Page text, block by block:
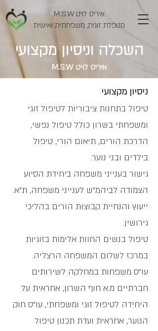
איריס לויט M.S.W
מטפלת זוגית, משפחתית ואישית
השכלה וניסיון מקצועי
ניסיון מקצועי
טיפול בתחנות ציבוריות לטיפול זוגי
ומשפחתי בשרון כולל טיפול נפשי,
הדרכת הורים, תיאום הורי, טיפול
בילדים ובני נוער.
גישור בענייני משפחה ביחידת הסיוע
הצמודה לביהמ"ש לענייני משפחה, ת"א.
ייעוץ והנחיית קבוצות הורים בהליכי
גירושין.
טיפול בנשים החוות אלימות בזוגיות
במרכז לשלום המשפחה הרצליה.
עו"ס משפחות במחלקה לשירותים
חברתיים מ.א חוף השרון, אחראית על
היחידה לטיפול זוגי ומשפחתי, עו"ס חוק
הנוער, אחראית ועדת תכנון טיפול
איריס לויט M.S.W